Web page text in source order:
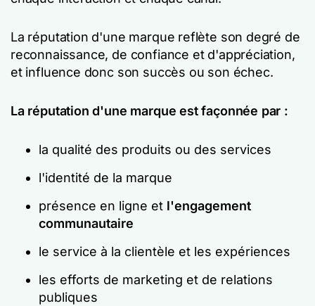
La réputation d'une marque reflète son degré de
reconnaissance, de confiance et d'appréciation,
et influence donc son succès ou son échec.
La réputation d'une marque est façonnée par :
la qualité des produits ou des services
l'identité de la marque
présence en ligne et l'engagement
communautaire
le service à la clientèle et les expériences
les efforts de marketing et de relations
publiques